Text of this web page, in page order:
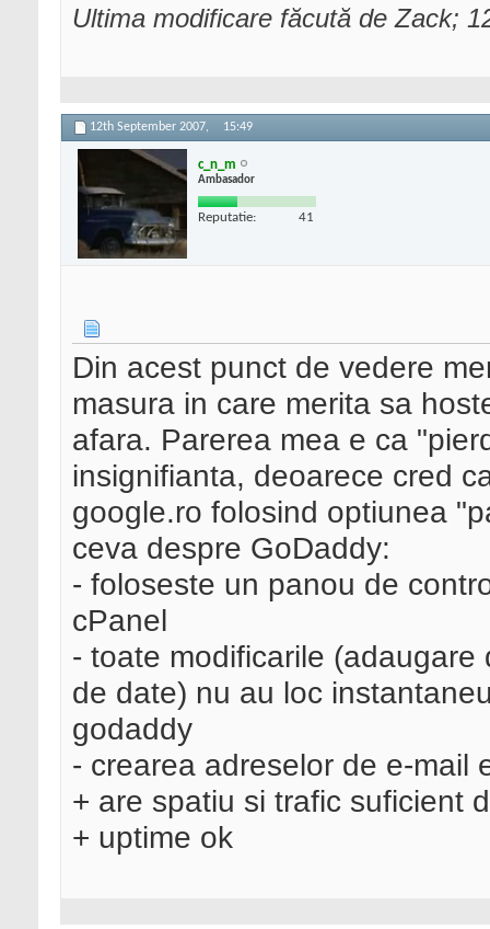
Ultima modificare făcută de Zack;
12th September 2007, 15:49
c_n_m
Ambasador
Reputatie: 41
Din acest punct de vedere
masura in care merita sa
afara. Parerea mea e ca
insignifianta, deoarece cred
google.ro folosind optiunea
ceva despre GoDaddy:
- foloseste un panou de
cPanel
- toate modificarile
de date) nu au loc
godaddy
- crearea adreselor de e-mail
+ are spatiu si trafic suficient
+ uptime ok